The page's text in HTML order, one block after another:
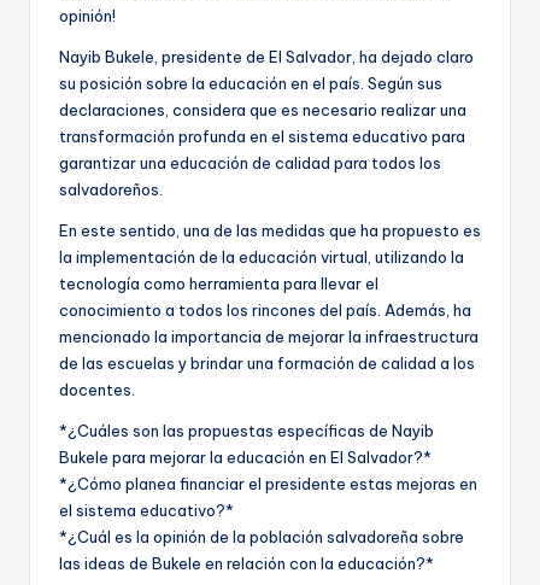
opinión!
Nayib Bukele, presidente de El Salvador, ha dejado claro
su posición sobre la educación en el país. Según sus
declaraciones, considera que es necesario realizar una
transformación profunda en el sistema educativo para
garantizar una educación de calidad para todos los
salvadoreños.
En este sentido, una de las medidas que ha propuesto es
la implementación de la educación virtual, utilizando la
tecnología como herramienta para llevar el
conocimiento a todos los rincones del país. Además, ha
mencionado la importancia de mejorar la infraestructura
de las escuelas y brindar una formación de calidad a los
docentes.
*¿Cuáles son las propuestas específicas de Nayib
Bukele para mejorar la educación en El Salvador?*
*¿Cómo planea financiar el presidente estas mejoras en
el sistema educativo?*
*¿Cuál es la opinión de la población salvadoreña sobre
las ideas de Bukele en relación con la educación?*